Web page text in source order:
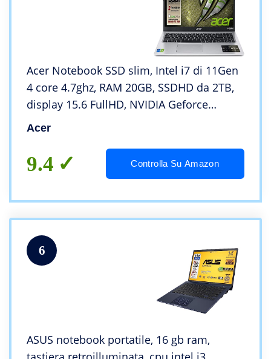
Acer Notebook SSD slim, Intel i7 di 11Gen
4 core 4.7ghz, RAM 20GB, SSDHD da 2TB,
display 15.6 FullHD, NVIDIA Geforce
MX450, cover in alluminio, Wi-Fi 6, hdmi,
Acer
9.4 Controlla Su Amazon
6
ASUS notebook portatile, 16 gb ram,